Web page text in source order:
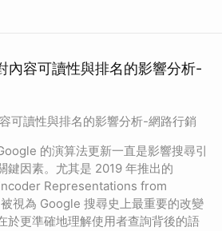
內容可讀性與排名的影響分析-
可讀性與排名的影響分析-網路行銷
的演算法更新一直是影響搜尋引
鍵因素。尤其是 2019 年推出的
Representations from
視為 Google 搜尋史上最重要的改變
於更準確地理解使用者查詢背後的語